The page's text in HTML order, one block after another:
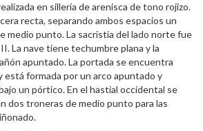
en sillería de arenisca de tono rojizo.
recta, separando ambos espacios un
medio punto. La sacristía del lado norte fue
La nave tiene techumbre plana y la
apuntado. La portada se encuentra
está formada por un arco apuntado y
un pórtico. En el hastial occidental se
dos troneras de medio punto para las